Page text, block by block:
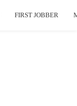
FIRST JOBBER